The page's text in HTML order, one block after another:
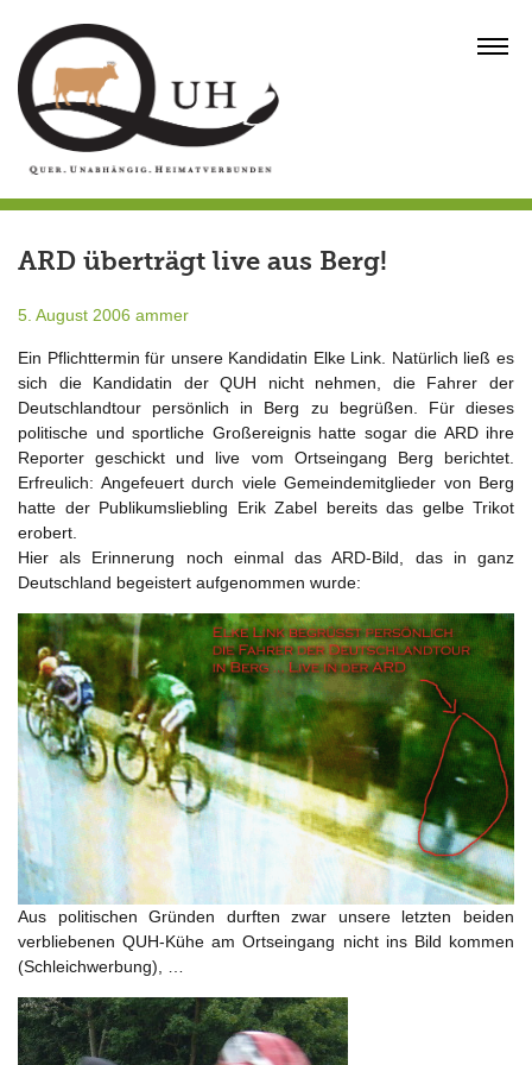
content
ARD überträgt live aus Berg!
5. August 2006 ammer
Ein Pflichttermin für unsere Kandidatin Elke Link. Natürlich ließ es
sich die Kandidatin der QUH nicht nehmen, die Fahrer der
Deutschlandtour persönlich in Berg zu begrüßen. Für dieses
politische und sportliche Großereignis hatte sogar die ARD ihre
Reporter geschickt und live vom Ortseingang Berg berichtet.
Erfreulich: Angefeuert durch viele Gemeindemitglieder von Berg
hatte der Publikumsliebling Erik Zabel bereits das gelbe Trikot
erobert.
Hier als Erinnerung noch einmal das ARD-Bild, das in ganz
Deutschland begeistert aufgenommen wurde:
Aus politischen Gründen durften zwar unsere letzten beiden
verbliebenen QUH-Kühe am Ortseingang nicht ins Bild kommen
(Schleichwerbung), …